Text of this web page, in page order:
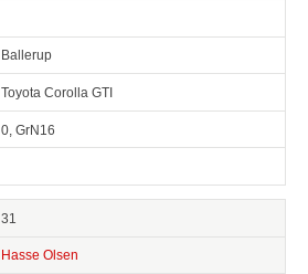
Ballerup
Toyota Corolla GTI
0, GrN16
31
Hasse Olsen